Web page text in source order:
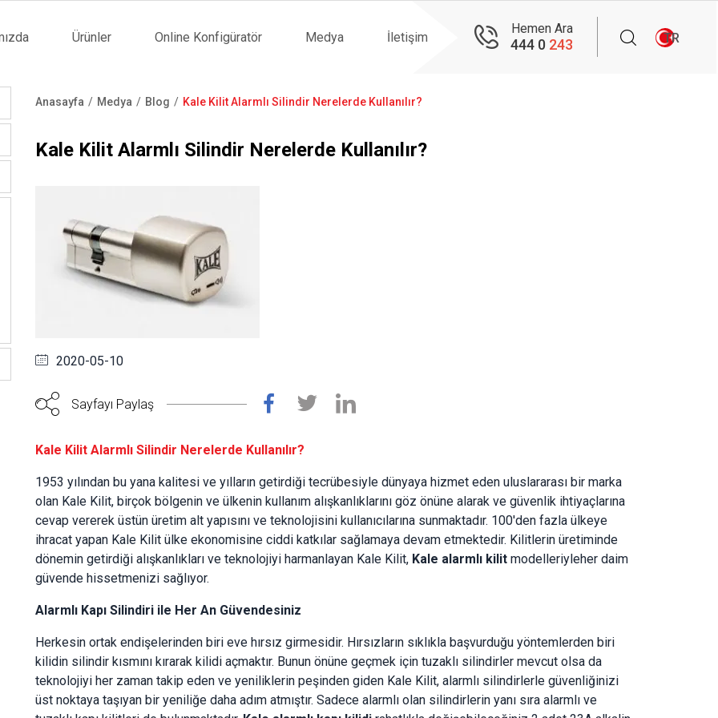
Ürünler Online Konfigüratör Medya İletişim
Hemen Ara
444 0 243 TR
yolu
Anasayfa Medya Blog Kale Kilit Alarmlı Silindir Nerelerde Kullanılır?
Kale Kilit Alarmlı Silindir Nerelerde Kullanılır?
2020-05-10
Sayfayı Paylaş
Kale Kilit Alarmlı Silindir Nerelerde Kullanılır?
1953 yılından bu yana kalitesi ve yılların getirdiği tecrübesiyle dünyaya hizmet eden uluslararası bir marka
olan Kale Kilit, birçok bölgenin ve ülkenin kullanım alışkanlıklarını göz önüne alarak ve güvenlik ihtiyaçlarına
cevap vererek üstün üretim alt yapısını ve teknolojisini kullanıcılarına sunmaktadır. 100'den fazla ülkeye
ihracat yapan Kale Kilit ülke ekonomisine ciddi katkılar sağlamaya devam etmektedir. Kilitlerin üretiminde
dönemin getirdiği alışkanlıkları ve teknolojiyi harmanlayan Kale Kilit, Kale alarmlı kilit modelleriyleher daim
güvende hissetmenizi sağlıyor.
Alarmlı Kapı Silindiri ile Her An Güvendesiniz
Herkesin ortak endişelerinden biri eve hırsız girmesidir. Hırsızların sıklıkla başvurduğu yöntemlerden biri
kilidin silindir kısmını kırarak kilidi açmaktır. Bunun önüne geçmek için tuzaklı silindirler mevcut olsa da
teknolojiyi her zaman takip eden ve yeniliklerin peşinden giden Kale Kilit, alarmlı silindirlerle güvenliğinizi
üst noktaya taşıyan bir yeniliğe daha adım atmıştır. Sadece alarmlı olan silindirlerin yanı sıra alarmlı ve